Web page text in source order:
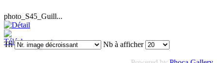
photo_S45_Guill...
Tri Nb à afficher